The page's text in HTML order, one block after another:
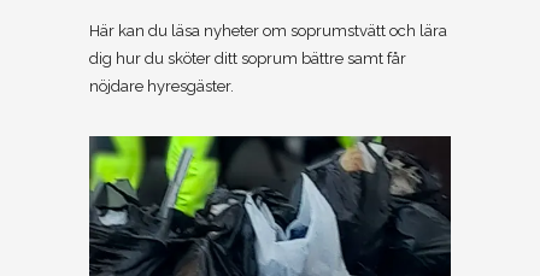
Här kan du läsa nyheter om soprumstvätt och lära
dig hur du sköter ditt soprum bättre samt får
nöjdare hyresgäster.